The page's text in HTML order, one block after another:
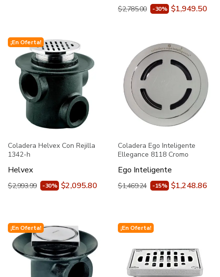
$2,785.00 -30% $1,949.50
¡En Oferta!
Coladera Helvex Con Rejilla
1342-h
Helvex
$2,993.99 -30% $2,095.80
Coladera Ego Inteligente
Ellegance 8118 Cromo
Ego Inteligente
$1,469.24 -15% $1,248.86
¡En Oferta! ¡En Oferta!